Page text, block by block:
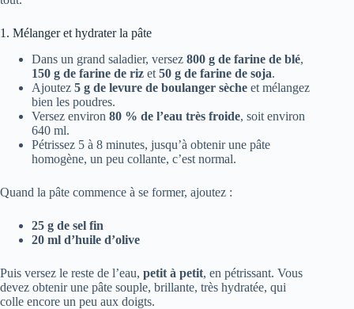
1. Mélanger et hydrater la pâte
Dans un grand saladier, versez 800 g de farine de blé,
150 g de farine de riz et 50 g de farine de soja.
Ajoutez 5 g de levure de boulanger sèche et mélangez
bien les poudres.
Versez environ 80 % de l’eau très froide, soit environ
640 ml.
Pétrissez 5 à 8 minutes, jusqu’à obtenir une pâte
homogène, un peu collante, c’est normal.
Quand la pâte commence à se former, ajoutez :
25 g de sel fin
20 ml d’huile d’olive
Puis versez le reste de l’eau, petit à petit, en pétrissant. Vous
devez obtenir une pâte souple, brillante, très hydratée, qui
colle encore un peu aux doigts.